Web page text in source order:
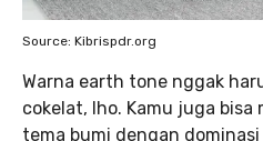
Source: Kibrispdr.org
Warna earth tone nggak
cokelat, lho. Kamu juga bisa
tema bumi dengan